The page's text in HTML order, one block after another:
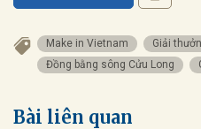
Make in Vietnam Giải
Đồng bằng sông Cửu Long
Bài liên quan